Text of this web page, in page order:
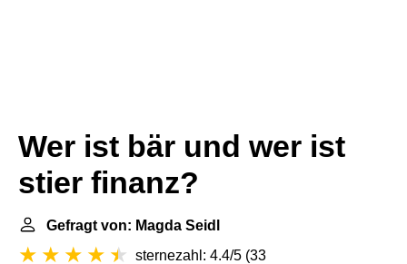
Wer ist bär und wer ist
stier finanz?
Gefragt von: Magda Seidl
sternezahl: 4.4/5 (33